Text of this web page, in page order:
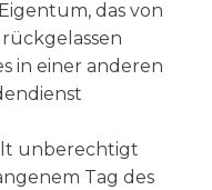
das von
in einer anderen
unberechtigt
Tag des